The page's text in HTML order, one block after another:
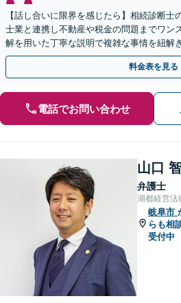
【話し合いに限界を感じたら】相続診断士
士業と連携し不動産や税金の問題までワン
解を用いた丁寧な説明で複雑な事情を紐解
満な解決へ導きます。【東海エリア・神奈
料金表を見る
電話でお問い合わせ
山口
弁護士
湖都経営法
岐阜市
らも相
受付中